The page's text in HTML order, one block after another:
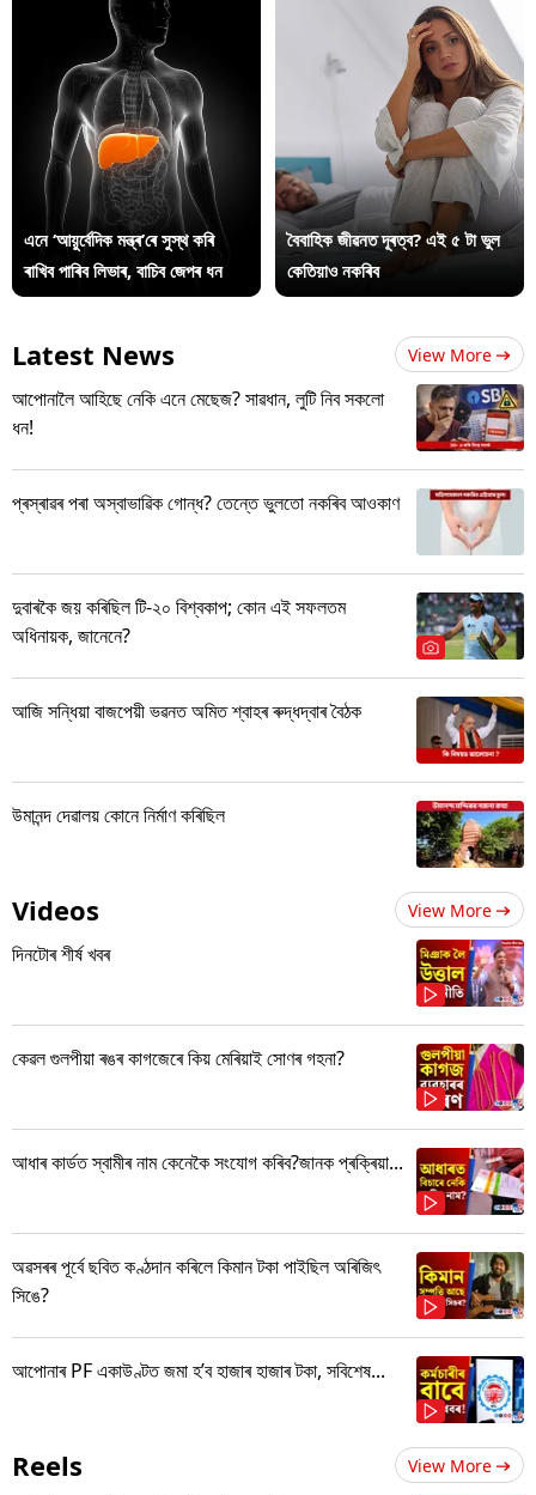
এনে ‘আয়ুৰ্বেদিক মন্ত্ৰ’ৰে সুস্থ কৰি
ৰাখিব পাৰিব লিভাৰ, বাচিব জেপৰ ধন
বৈবাহিক জীৱনত দূৰত্ব? এই ৫ টা ভুল
কেতিয়াও নকৰিব
Latest News View More
আপোনালৈ আহিছে নেকি এনে মেছেজ? সাৱধান, লুটি নিব সকলো
ধন!
প্ৰস্ৰাৱৰ পৰা অস্বাভাৱিক গোন্ধ? তেন্তে ভুলতো নকৰিব আওকাণ
দুবাৰকৈ জয় কৰিছিল টি-২০ বিশ্বকাপ; কোন এই সফলতম
অধিনায়ক, জানেনে?
আজি সন্ধিয়া বাজপেয়ী ভৱনত অমিত শ্বাহৰ ৰুদ্ধদ্বাৰ বৈঠক
উমানন্দ দেৱালয় কোনে নিৰ্মাণ কৰিছিল
Videos View More
দিনটোৰ শীৰ্ষ খবৰ
কেৱল গুলপীয়া ৰঙৰ কাগজেৰে কিয় মেৰিয়াই সোণৰ গহনা?
আধাৰ কাৰ্ডত স্বামীৰ নাম কেনেকৈ সংযোগ কৰিব?জানক প্ৰক্ৰিয়া...
অৱসৰৰ পূৰ্বে ছবিত কণ্ঠদান কৰিলে কিমান টকা পাইছিল অৰিজিৎ
সিঙে?
আপোনাৰ PF একাউণ্টত জমা হ’ব হাজাৰ হাজাৰ টকা, সবিশেষ...
Reels View More